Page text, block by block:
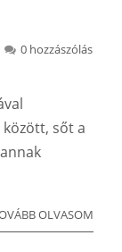
0 hozzászólás
sőt a
OLVASOM